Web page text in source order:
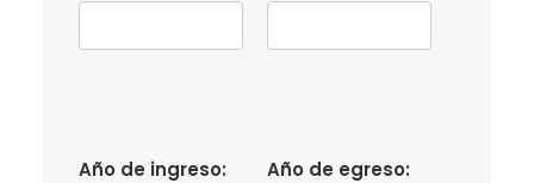
Año de ingreso: Año de egreso: